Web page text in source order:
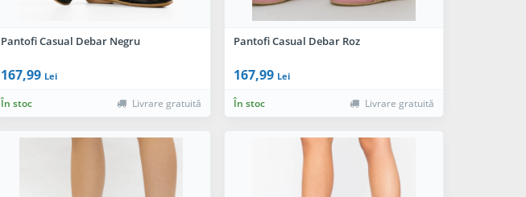
Pantofi Casual Debar Negru
167,99 Lei
În stoc Livrare gratuită
Pantofi Casual Debar Roz
167,99 Lei
În stoc Livrare gratuită